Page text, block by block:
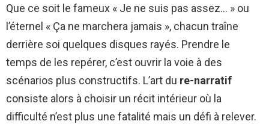
Que ce soit le fameux « Je ne suis pas assez… » ou
l’éternel « Ça ne marchera jamais », chacun traîne
derrière soi quelques disques rayés. Prendre le
temps de les repérer, c’est ouvrir la voie à des
scénarios plus constructifs. L’art du re-narratif
consiste alors à choisir un récit intérieur où la
difficulté n’est plus une fatalité mais un défi à relever.